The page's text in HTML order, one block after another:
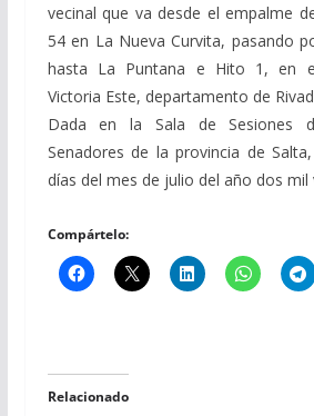
vecinal que va desde el empalme
54 en La Nueva Curvita, pasando
hasta La Puntana e Hito 1, en
Victoria Este, departamento de
Dada en la Sala de Sesiones
Senadores de la provincia de
días del mes de julio del año dos mil
Compártelo:
Relacionado